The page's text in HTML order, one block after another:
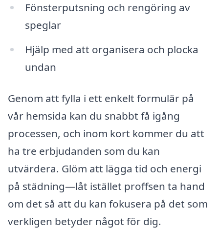
Fönsterputsning och rengöring av
speglar
Hjälp med att organisera och plocka
undan
Genom att fylla i ett enkelt formulär på
vår hemsida kan du snabbt få igång
processen, och inom kort kommer du att
ha tre erbjudanden som du kan
utvärdera. Glöm att lägga tid och energi
på städning—låt istället proffsen ta hand
om det så att du kan fokusera på det som
verkligen betyder något för dig.